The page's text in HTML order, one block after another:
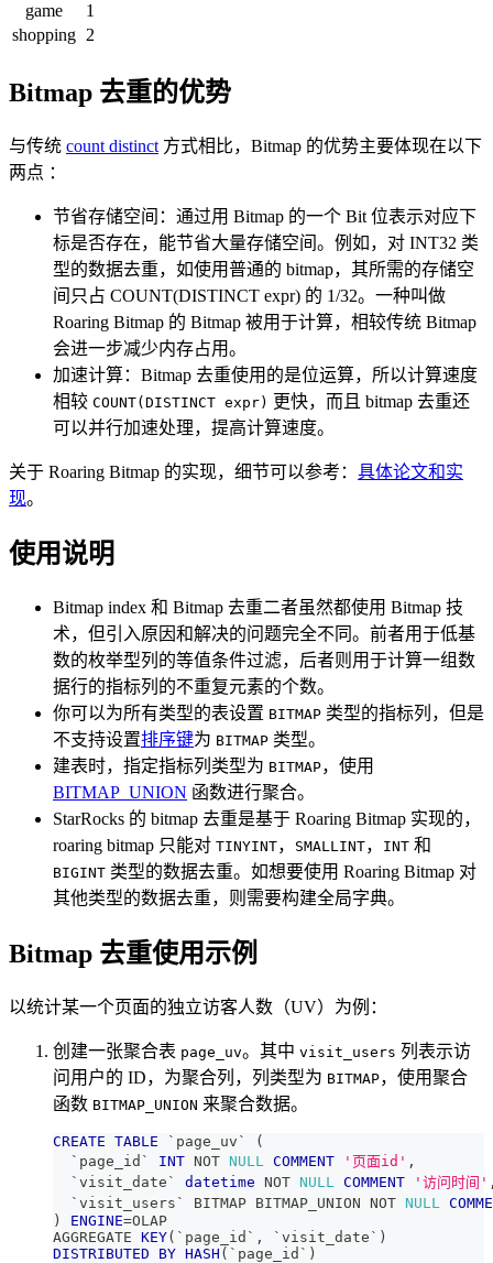
game
1
shopping 2
Bitmap 去重的优势
与传统 count distinct 方式相比，Bitmap 的优势主要体现在以下
两点 ：
节省存储空间：通过用 Bitmap 的一个 Bit 位表示对应下
标是否存在，能节省大量存储空间。例如，对 INT32 类
型的数据去重，如使用普通的 bitmap，其所需的存储空
间只占 COUNT(DISTINCT expr) 的 1/32。一种叫做
Roaring Bitmap 的 Bitmap 被用于计算，相较传统 Bitmap
会进一步减少内存占用。
加速计算：Bitmap 去重使用的是位运算，所以计算速度
相较 COUNT(DISTINCT expr) 更快，而且 bitmap 去重还
可以并行加速处理，提高计算速度。
关于 Roaring Bitmap 的实现，细节可以参考： 具体论文和实
现。
使用说明
Bitmap index 和 Bitmap 去重二者虽然都使用 Bitmap 技
术，但引入原因和解决的问题完全不同。前者用于低基
数的枚举型列的等值条件过滤，后者则用于计算一组数
据行的指标列的不重复元素的个数。
你可以为所有类型的表设置 BITMAP 类型的指标列，但是
不支持设置排序键为 BITMAP 类型。
建表时，指定指标列类型为 BITMAP，使用
BITMAP_UNION 函数进行聚合。
StarRocks 的 bitmap 去重是基于 Roaring Bitmap 实现的，
roaring bitmap 只能对 TINYINT， SMALLINT， INT 和
BIGINT 类型的数据去重。如想要使用 Roaring Bitmap 对
其他类型的数据去重，则需要构建全局字典。
Bitmap 去重使用示例
以统计某一个页面的独立访客人数（UV）为例：
创建一张聚合表 page_uv。其中 visit_users 列表示访
问用户的 ID，为聚合列，列类型为 BITMAP，使用聚合
函数 BITMAP_UNION 来聚合数据。
CREATE TABLE ` page_uv `
(
` page_id ` INT NOT NULL COMMENT '页面id' ,
` visit_date ` datetime NOT NULL COMMENT '访问时间'
` visit_users ` BITMAP BITMAP_UNION NOT NULL
)
ENGINE=OLAP
AGGREGATE KEY( ` page_id ` , ` visit_date ` )
DISTRIBUTED
BY HASH ( ` page_id ` )